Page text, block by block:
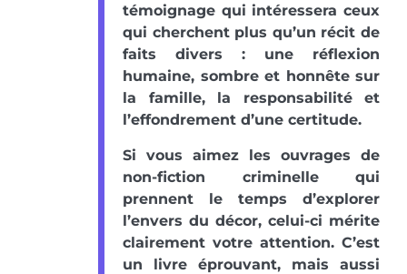
témoignage qui intéressera ceux
qui cherchent plus qu’un récit de
faits divers : une réflexion
humaine, sombre et honnête sur
la famille, la responsabilité et
l’effondrement d’une certitude.
Si vous aimez les ouvrages de
non-fiction criminelle qui
prennent le temps d’explorer
l’envers du décor, celui-ci mérite
clairement votre attention. C’est
un livre éprouvant, mais aussi